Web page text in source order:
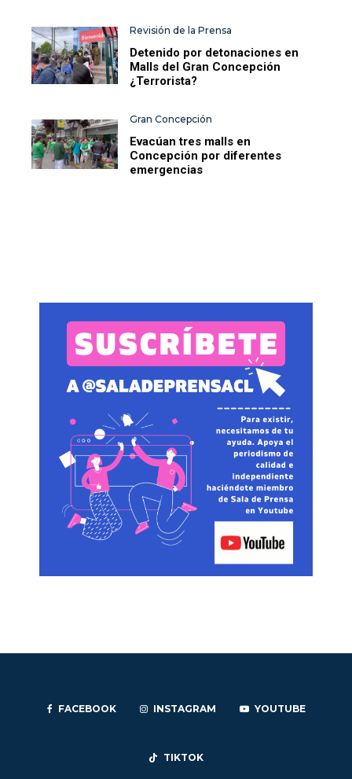
Revisión de la Prensa
Detenido por detonaciones en
Malls del Gran Concepción
¿Terrorista?
Gran Concepción
Evacúan tres malls en
Concepción por diferentes
emergencias
FACEBOOK INSTAGRAM YOUTUBE
TIKTOK